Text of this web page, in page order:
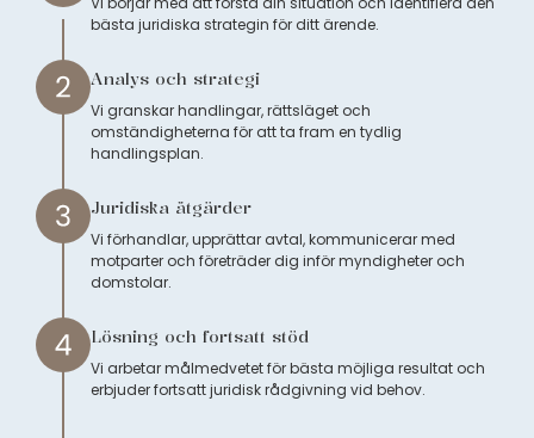
bästa juridiska strategin för ditt ärende.
Analys och strategi
Vi granskar handlingar, rättsläget och
omständigheterna för att ta fram en tydlig
handlingsplan.
Juridiska åtgärder
Vi förhandlar, upprättar avtal, kommunicerar med
motparter och företräder dig inför myndigheter och
domstolar.
Lösning och fortsatt stöd
Vi arbetar målmedvetet för bästa möjliga resultat och
erbjuder fortsatt juridisk rådgivning vid behov.